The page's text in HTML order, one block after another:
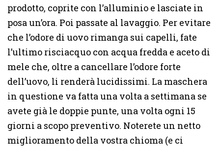
prodotto, coprite con l’alluminio e lasciate in
posa un’ora. Poi passate al lavaggio. Per evitare
che l’odore di uovo rimanga sui capelli, fate
l’ultimo risciacquo con acqua fredda e aceto di
mele che, oltre a cancellare l’odore forte
dell’uovo, li renderà lucidissimi. La maschera
in questione va fatta una volta a settimana se
avete già le doppie punte, una volta ogni 15
giorni a scopo preventivo. Noterete un netto
miglioramento della vostra chioma (e ci